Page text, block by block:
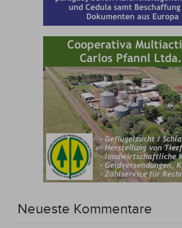
Neueste Kommentare